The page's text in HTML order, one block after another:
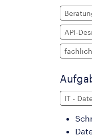
API-
IT -